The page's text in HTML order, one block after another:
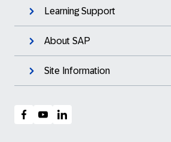
Learning Support
About SAP
Site Information